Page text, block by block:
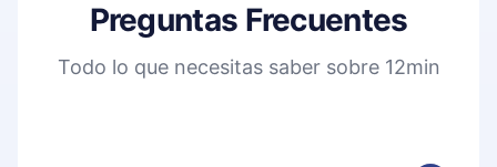
Preguntas Frecuentes
Todo lo que necesitas saber sobre 12min